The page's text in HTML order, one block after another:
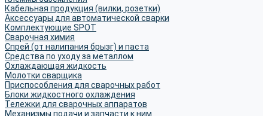
Кабельная продукция (вилки, розетки)
Аксессуары для автоматической сварки
Комплектующие SPOT
Сварочная химия
Спрей (от налипания брызг) и паста
Средства по уходу за металлом
Охлаждающая жидкость
Молотки сварщика
Приспособления для сварочных работ
Блоки жидкостного охлаждения
Тележки для сварочных аппаратов
Механизмы подачи и запчасти к ним